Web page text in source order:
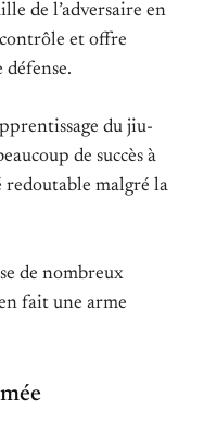
de l’adversaire en
et offre
défense.
du jiu-
de succès à
redoutable malgré la
de nombreux
fait une arme